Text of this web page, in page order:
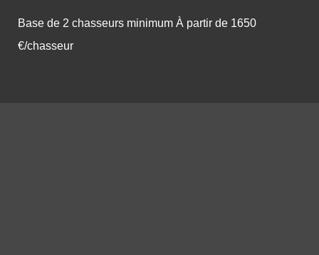
Base de 2 chasseurs minimum À partir de 1650
€/chasseur